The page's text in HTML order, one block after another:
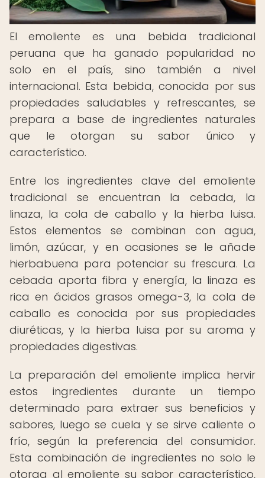
El emoliente es una bebida tradicional
peruana que ha ganado popularidad no
solo en el país, sino también a nivel
internacional. Esta bebida, conocida por sus
propiedades saludables y refrescantes, se
prepara a base de ingredientes naturales
que le otorgan su sabor único y
característico.
Entre los ingredientes clave del emoliente
tradicional se encuentran la cebada, la
linaza, la cola de caballo y la hierba luisa.
Estos elementos se combinan con agua,
limón, azúcar, y en ocasiones se le añade
hierbabuena para potenciar su frescura. La
cebada aporta fibra y energía, la linaza es
rica en ácidos grasos omega-3, la cola de
caballo es conocida por sus propiedades
diuréticas, y la hierba luisa por su aroma y
propiedades digestivas.
La preparación del emoliente implica hervir
estos ingredientes durante un tiempo
determinado para extraer sus beneficios y
sabores, luego se cuela y se sirve caliente o
frío, según la preferencia del consumidor.
Esta combinación de ingredientes no solo le
otorga al emoliente su sabor característico,